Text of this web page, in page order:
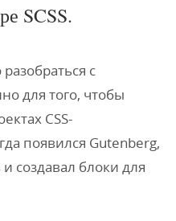
SCSS.
с
для того, чтобы
CSS-
появился Gutenberg,
создавал блоки для